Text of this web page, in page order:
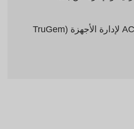
نظام تروجيم ACS لإدارة الأجهزة (TruGem